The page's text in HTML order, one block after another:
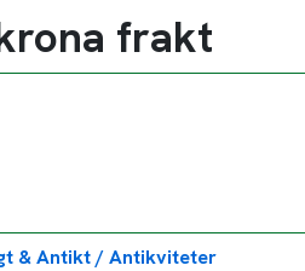
frakt
& Antikt / Antikviteter